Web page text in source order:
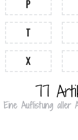
P
T
X
77
Eine Auflistung aller